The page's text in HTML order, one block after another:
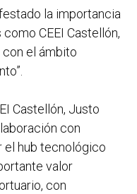
la importancia
CEEI Castellón,
con el ámbito
Castellón, Justo
con
el hub tecnológico
valor
con